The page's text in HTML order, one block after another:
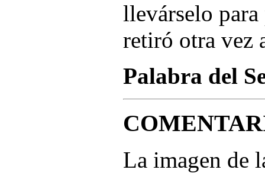
llevárselo
retiró otra vez
Palabra del
La imagen de